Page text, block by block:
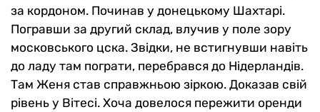
за кордоном. Починав у донецькому Шахтарі.
Погравши за другий склад, влучив у поле зору
московського цска. Звідки, не встигнувши навіть
до ладу там пограти, перебрався до Нідерландів.
Там Женя став справжньою зіркою. Доказав свій
рівень у Вітесі. Хоча довелося пережити оренди